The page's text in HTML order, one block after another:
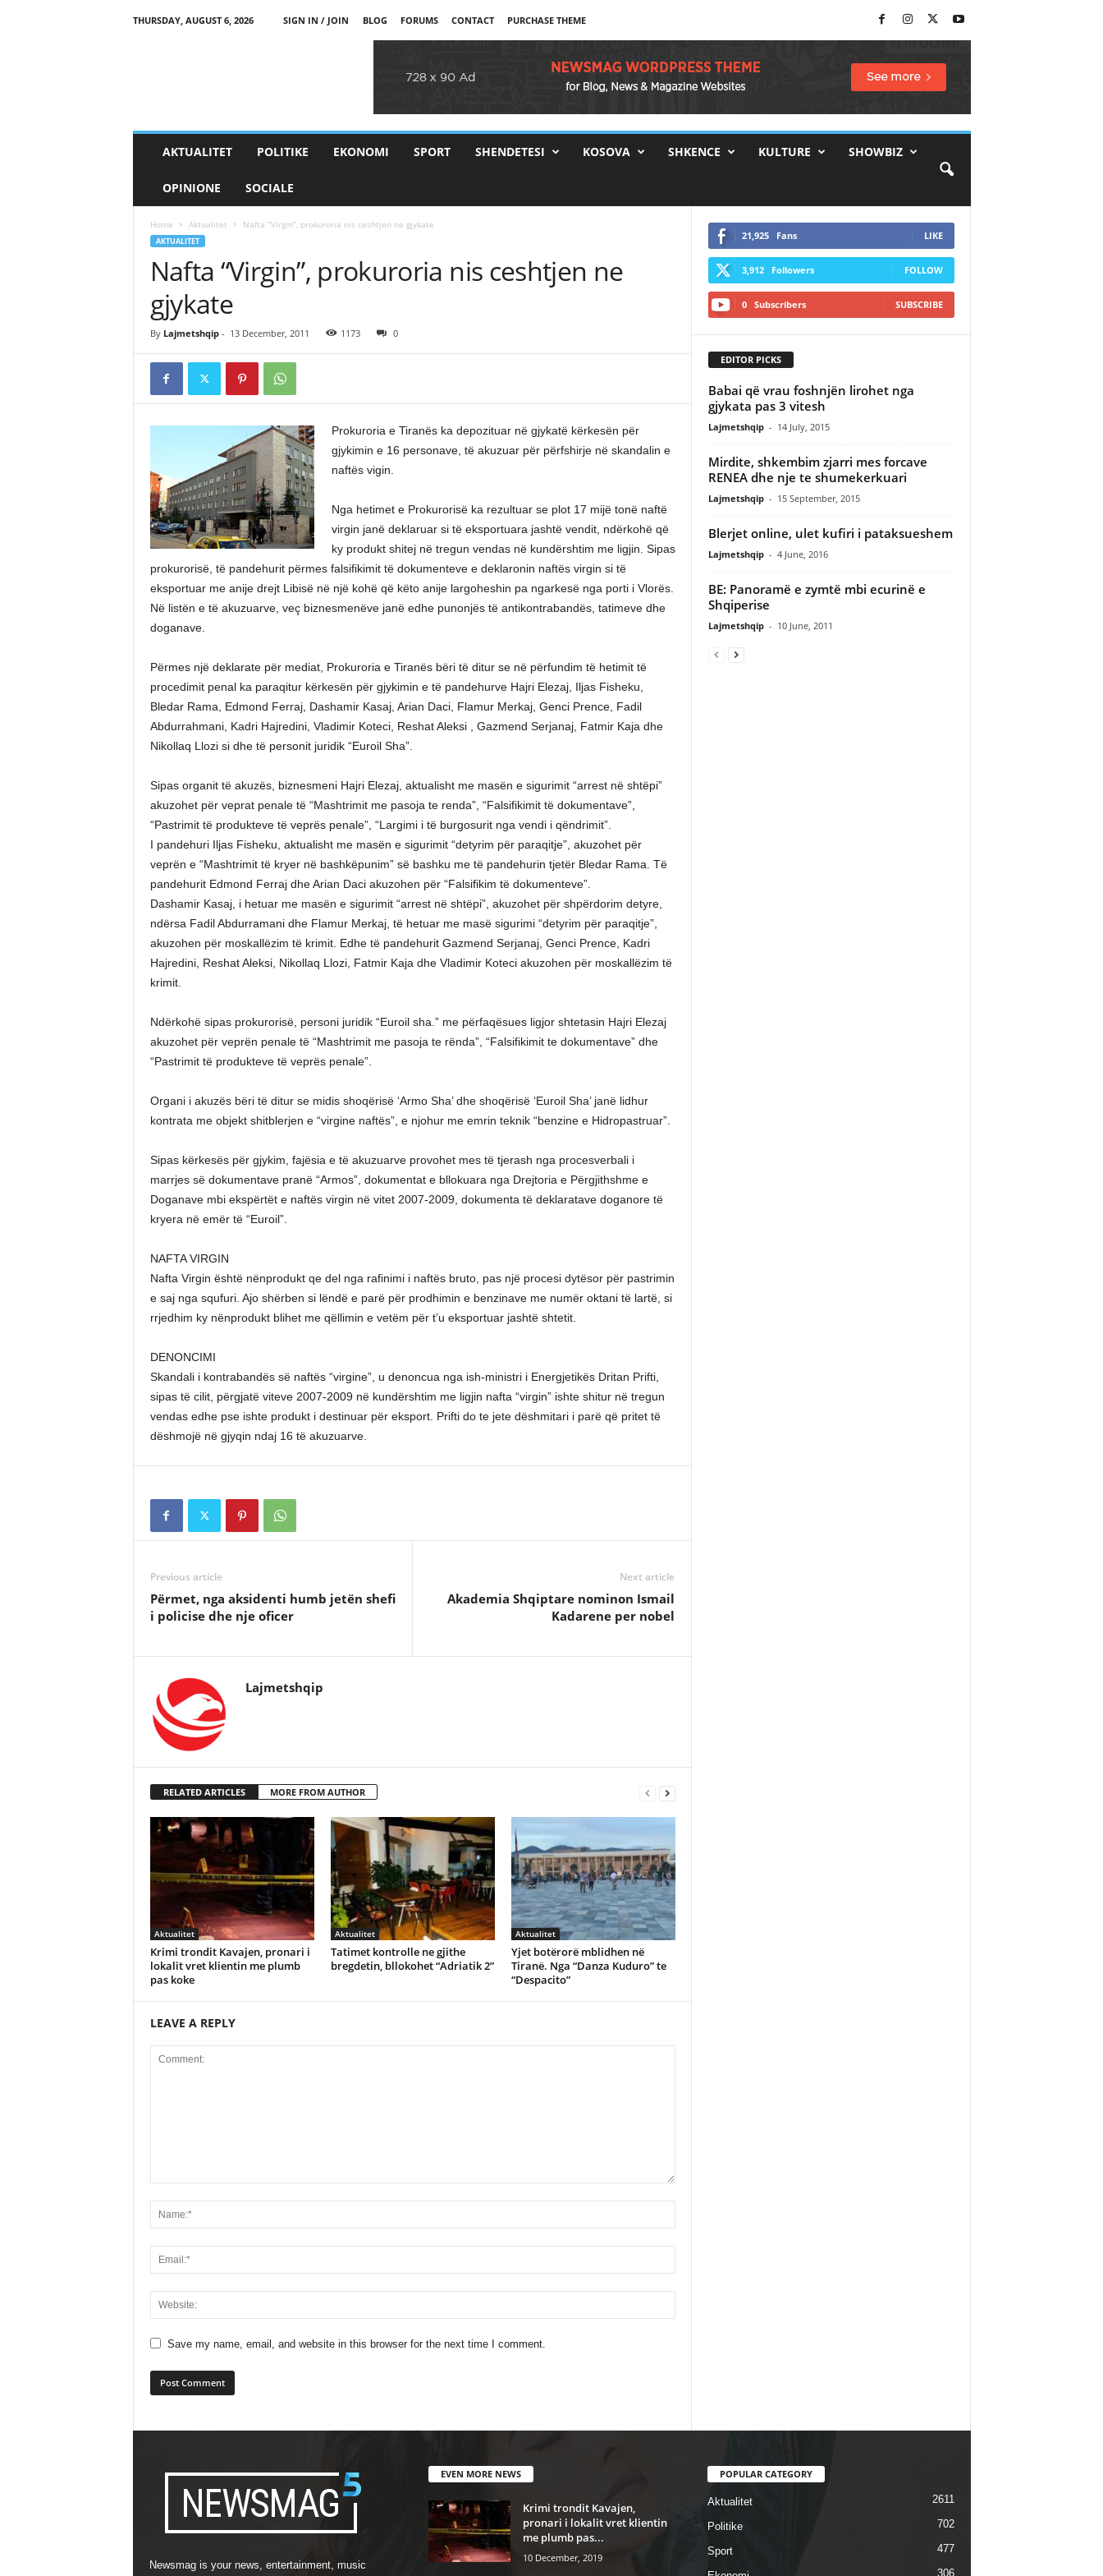
THURSDAY, AUGUST 6, 2026 SIGN IN / JOIN BLOG FORUMS CONTACT PURCHASE THEME
AKTUALITET POLITIKE EKONOMI SPORT SHENDETESI KOSOVA SHKENCE KULTURE SHOWBIZ
OPINIONE SOCIALE
Home Aktualitet Nafta “Virgin”, prokuroria nis ceshtjen ne gjykate
AKTUALITET
Nafta “Virgin”, prokuroria nis ceshtjen ne
gjykate
By Lajmetshqip- 13 December, 2011 1173 0
Prokuroria e Tiranës ka depozituar në gjykatë kërkesën për
gjykimin e 16 personave, të akuzuar për përfshirje në skandalin e
naftës vigin.
Nga hetimet e Prokurorisë ka rezultuar se plot 17 mijë tonë naftë
virgin janë deklaruar si të eksportuara jashtë vendit, ndërkohë që
ky produkt shitej në tregun vendas në kundërshtim me ligjin. Sipas
prokurorisë, të pandehurit përmes falsifikimit të dokumenteve e deklaronin naftës virgin si të
eksportuar me anije drejt Libisë në një kohë që këto anije largoheshin pa ngarkesë nga porti i Vlorës.
Në listën e të akuzuarve, veç biznesmenëve janë edhe punonjës të antikontrabandës, tatimeve dhe
doganave.
Përmes një deklarate për mediat, Prokuroria e Tiranës bëri të ditur se në përfundim të hetimit të
procedimit penal ka paraqitur kërkesën për gjykimin e të pandehurve Hajri Elezaj, Iljas Fisheku,
Bledar Rama, Edmond Ferraj, Dashamir Kasaj, Arian Daci, Flamur Merkaj, Genci Prence, Fadil
Abdurrahmani, Kadri Hajredini, Vladimir Koteci, Reshat Aleksi , Gazmend Serjanaj, Fatmir Kaja dhe
Nikollaq Llozi si dhe të personit juridik “Euroil Sha”.
Sipas organit të akuzës, biznesmeni Hajri Elezaj, aktualisht me masën e sigurimit “arrest në shtëpi”
akuzohet për veprat penale të “Mashtrimit me pasoja te renda”, “Falsifikimit të dokumentave”,
“Pastrimit të produkteve të veprës penale”, “Largimi i të burgosurit nga vendi i qëndrimit”.
I pandehuri Iljas Fisheku, aktualisht me masën e sigurimit “detyrim për paraqitje”, akuzohet për
veprën e “Mashtrimit të kryer në bashkëpunim” së bashku me të pandehurin tjetër Bledar Rama. Të
pandehurit Edmond Ferraj dhe Arian Daci akuzohen për “Falsifikim të dokumenteve”.
Dashamir Kasaj, i hetuar me masën e sigurimit “arrest në shtëpi”, akuzohet për shpërdorim detyre,
ndërsa Fadil Abdurramani dhe Flamur Merkaj, të hetuar me masë sigurimi “detyrim për paraqitje”,
akuzohen për moskallëzim të krimit. Edhe të pandehurit Gazmend Serjanaj, Genci Prence, Kadri
Hajredini, Reshat Aleksi, Nikollaq Llozi, Fatmir Kaja dhe Vladimir Koteci akuzohen për moskallëzim të
krimit.
Ndërkohë sipas prokurorisë, personi juridik “Euroil sha.” me përfaqësues ligjor shtetasin Hajri Elezaj
akuzohet për veprën penale të “Mashtrimit me pasoja te rënda”, “Falsifikimit te dokumentave” dhe
“Pastrimit të produkteve të veprës penale”.
Organi i akuzës bëri të ditur se midis shoqërisë ‘Armo Sha’ dhe shoqërisë ‘Euroil Sha’ janë lidhur
kontrata me objekt shitblerjen e “virgine naftës”, e njohur me emrin teknik “benzine e Hidropastruar”.
Sipas kërkesës për gjykim, fajësia e të akuzuarve provohet mes të tjerash nga procesverbali i
marrjes së dokumentave pranë “Armos”, dokumentat e bllokuara nga Drejtoria e Përgjithshme e
Doganave mbi ekspërtët e naftës virgin në vitet 2007-2009, dokumenta të deklaratave doganore të
kryera në emër të “Euroil”.
NAFTA VIRGIN
Nafta Virgin është nënprodukt qe del nga rafinimi i naftës bruto, pas një procesi dytësor për pastrimin
e saj nga squfuri. Ajo shërben si lëndë e parë për prodhimin e benzinave me numër oktani të lartë, si
rrjedhim ky nënprodukt blihet me qëllimin e vetëm për t’u eksportuar jashtë shtetit.
DENONCIMI
Skandali i kontrabandës së naftës “virgine”, u denoncua nga ish-ministri i Energjetikës Dritan Prifti,
sipas të cilit, përgjatë viteve 2007-2009 në kundërshtim me ligjin nafta “virgin” ishte shitur në tregun
vendas edhe pse ishte produkt i destinuar për eksport. Prifti do te jete dëshmitari i parë që pritet të
dëshmojë në gjyqin ndaj 16 të akuzuarve.
Previous article
Përmet, nga aksidenti humb jetën shefi
i policise dhe nje oficer
Next article
Akademia Shqiptare nominon Ismail
Kadarene per nobel
Lajmetshqip
RELATED ARTICLES MORE FROM AUTHOR
Aktualitet
Krimi trondit Kavajen, pronari i
lokalit vret klientin me plumb
pas koke
Aktualitet
Tatimet kontrolle ne gjithe
bregdetin, bllokohet “Adriatik 2”
Aktualitet
Yjet botërorë mblidhen në
Tiranë. Nga “Danza Kuduro” te
“Despacito”
LEAVE A REPLY
Save my name, email, and website in this browser for the next time I comment.
21,925 Fans LIKE
3,912 Followers FOLLOW
0 Subscribers SUBSCRIBE
EDITOR PICKS
Babai që vrau foshnjën lirohet nga
gjykata pas 3 vitesh
Lajmetshqip - 14 July, 2015
Mirdite, shkembim zjarri mes forcave
RENEA dhe nje te shumekerkuari
Lajmetshqip - 15 September, 2015
Blerjet online, ulet kufiri i pataksueshem
Lajmetshqip - 4 June, 2016
BE: Panoramë e zymtë mbi ecurinë e
Shqiperise
Lajmetshqip - 10 June, 2011
Newsmag is your news, entertainment, music
EVEN MORE NEWS
Krimi trondit Kavajen,
pronari i lokalit vret klientin
me plumb pas...
10 December, 2019
POPULAR CATEGORY
Aktualitet 2611
Politike 702
Sport 477
306